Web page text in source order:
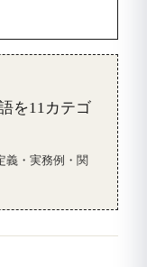
を11カテゴ
義・実務例・関